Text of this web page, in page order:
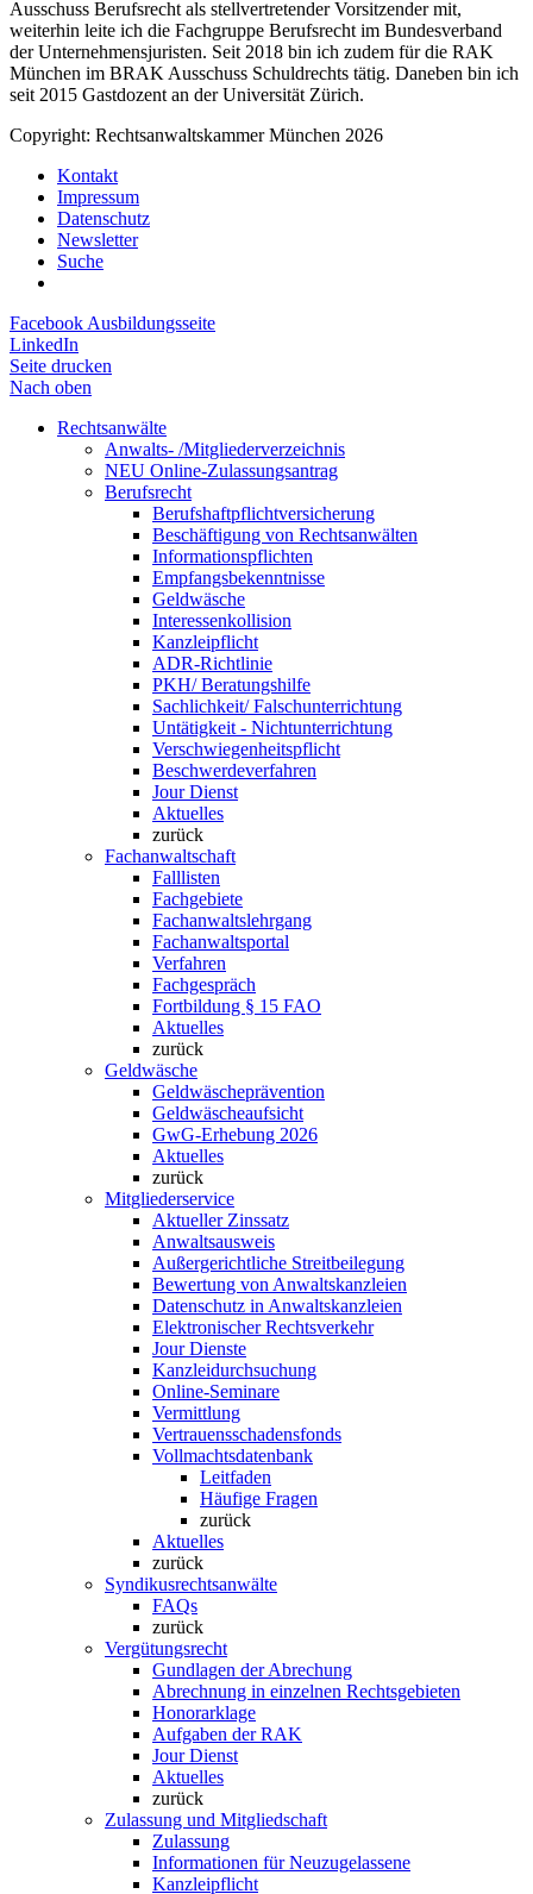
Ausschuss Berufsrecht als stellvertretender Vorsitzender mit,
weiterhin leite ich die Fachgruppe Berufsrecht im Bundesverband
der Unternehmensjuristen. Seit 2018 bin ich zudem für die RAK
München im BRAK Ausschuss Schuldrechts tätig. Daneben bin ich
seit 2015 Gastdozent an der Universität Zürich.
Copyright: Rechtsanwaltskammer München 2026
Kontakt
Impressum
Datenschutz
Newsletter
Suche
Facebook Ausbildungsseite
LinkedIn
Seite drucken
Nach oben
Rechtsanwälte
Anwalts- /Mitgliederverzeichnis
NEU Online-Zulassungsantrag
Berufsrecht
Berufshaftpflichtversicherung
Beschäftigung von Rechtsanwälten
Informationspflichten
Empfangsbekenntnisse
Geldwäsche
Interessenkollision
Kanzleipflicht
ADR-Richtlinie
PKH/ Beratungshilfe
Sachlichkeit/ Falschunterrichtung
Untätigkeit - Nichtunterrichtung
Verschwiegenheitspflicht
Beschwerdeverfahren
Jour Dienst
Aktuelles
zurück
Fachanwaltschaft
Falllisten
Fachgebiete
Fachanwaltslehrgang
Fachanwaltsportal
Verfahren
Fachgespräch
Fortbildung § 15 FAO
Aktuelles
zurück
Geldwäsche
Geldwäscheprävention
Geldwäscheaufsicht
GwG-Erhebung 2026
Aktuelles
zurück
Mitgliederservice
Aktueller Zinssatz
Anwaltsausweis
Außergerichtliche Streitbeilegung
Bewertung von Anwaltskanzleien
Datenschutz in Anwaltskanzleien
Elektronischer Rechtsverkehr
Jour Dienste
Kanzleidurchsuchung
Online-Seminare
Vermittlung
Vertrauensschadensfonds
Vollmachtsdatenbank
Leitfaden
Häufige Fragen
zurück
Aktuelles
zurück
Syndikusrechtsanwälte
FAQs
zurück
Vergütungsrecht
Gundlagen der Abrechung
Abrechnung in einzelnen Rechtsgebieten
Honorarklage
Aufgaben der RAK
Jour Dienst
Aktuelles
zurück
Zulassung und Mitgliedschaft
Zulassung
Informationen für Neuzugelassene
Kanzleipflicht